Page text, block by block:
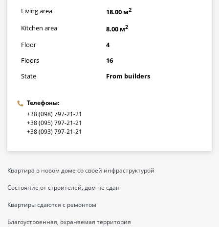
Living area 18.00 м2
Kitchen area 8.00 м2
Floor
4
Floors
16
State
From builders
Телефоны:
+38 (098) 797-21-21
+38 (095) 797-21-21
+38 (093) 797-21-21
Квартира в новом доме со своей инфраструктурой
Состояние от строителей, дом не сдан
Квартиры сдаются с ремонтом
Благоустроенная, охраняемая территория